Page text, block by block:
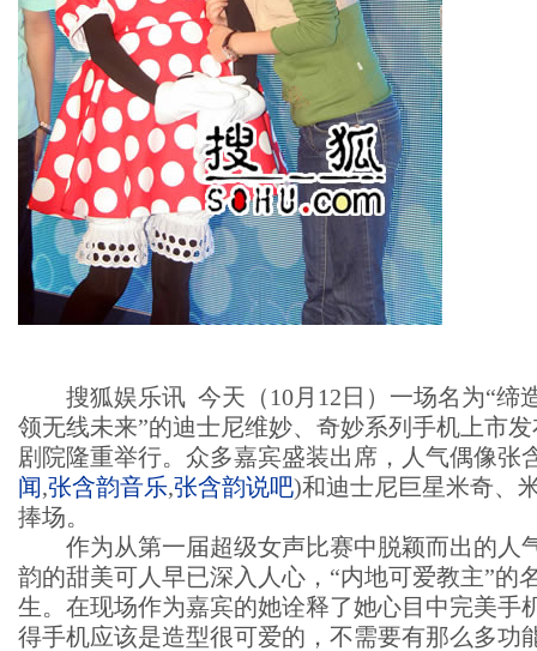
搜狐娱乐讯 今天（10月12日）一场名为“缔
领无线未来”的迪士尼维妙、奇妙系列手机上市
剧院隆重举行。众多嘉宾盛装出席，人气偶像张
闻,张含韵音乐,张含韵说吧)和迪士尼巨星米奇、
捧场。
作为从第一届超级女声比赛中脱颖而出的人
韵的甜美可人早已深入人心，“内地可爱教主”的
生。在现场作为嘉宾的她诠释了她心目中完美手
得手机应该是造型很可爱的，不需要有那么多功